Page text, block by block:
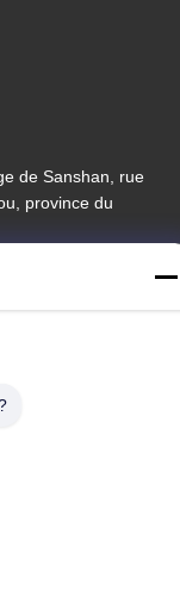
de Sanshan, rue
province du